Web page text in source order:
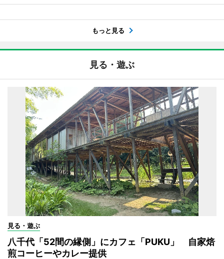
もっと見る
見る・遊ぶ
見る・遊ぶ
八千代「52間の縁側」にカフェ「PUKU」 自家焙
煎コーヒーやカレー提供